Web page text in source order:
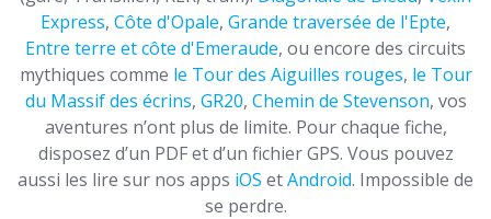
Express, Côte d'Opale, Grande traversée de l'Epte,
Entre terre et côte d'Emeraude, ou encore des circuits
mythiques comme le Tour des Aiguilles rouges, le Tour
du Massif des écrins, GR20, Chemin de Stevenson, vos
aventures n’ont plus de limite. Pour chaque fiche,
disposez d’un PDF et d’un fichier GPS. Vous pouvez
aussi les lire sur nos apps iOS etAndroid. Impossible de
se perdre.